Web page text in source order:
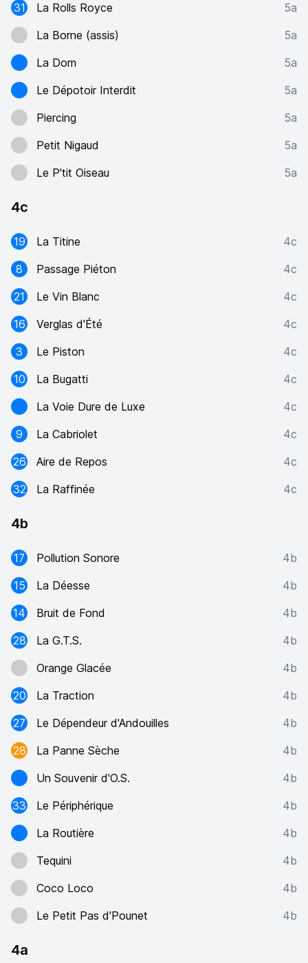
31
La Rolls Royce
5a
La Borne (assis)
5a
La Dom
5a
Le Dépotoir Interdit
5a
Piercing
5a
Petit Nigaud
5a
Le P'tit Oiseau
5a
4c
19 La Titine
4c
8
Passage Piéton
4c
21
Le Vin Blanc
4c
16
Verglas d'Été
4c
3
Le Piston
4c
10
La Bugatti
4c
La Voie Dure de Luxe
4c
9
La Cabriolet
4c
26
Aire de Repos
4c
32
La Raffinée 4c
4b
17 Pollution Sonore
4b
15
La Déesse
4b
14
Bruit de Fond
4b
28
La G.T.S.
4b
Orange Glacée
4b
20
La Traction
4b
27
Le Dépendeur d'Andouilles
4b
28
La Panne Sèche
4b
Un Souvenir d'O.S.
4b
33
Le Périphérique
4b
La Routière
4b
Tequini
4b
Coco Loco
4b
Le Petit Pas d'Pounet
4b
4a